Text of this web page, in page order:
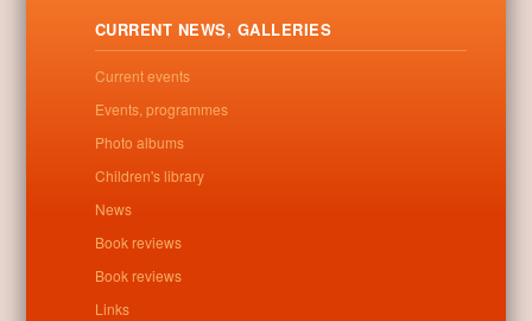
Related posts
No related posts found
CURRENT NEWS, GALLERIES
Current events
Events, programmes
Photo albums
Children's library
News
Book reviews
Book reviews
Links